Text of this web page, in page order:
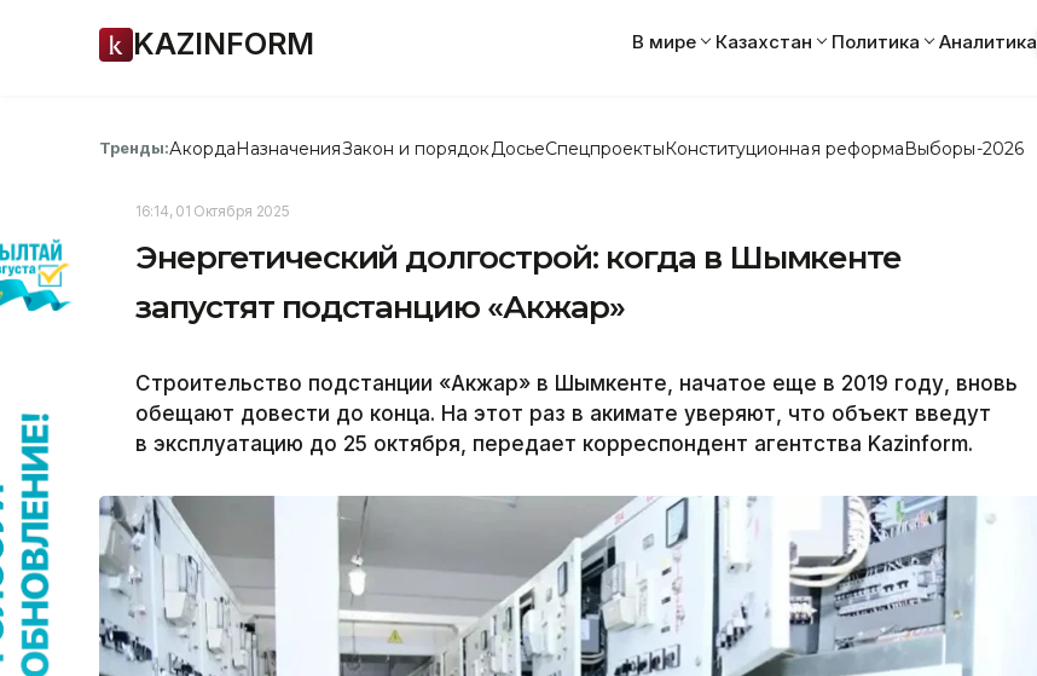
KAZINFORM В мире Казахстан Политика Аналитика
Тренды:АкордаНазначенияЗакон и порядок ДосьеСпецпроектыКонституционная реформаВыборы-2026
16:14, 01 Октября 2025
Энергетический долгострой: когда в Шымкенте
запустят подстанцию «Акжар»
Строительство подстанции «Акжар» в Шымкенте, начатое еще в 2019 году, вновь
обещают довести до конца. На этот раз в акимате уверяют, что объект введут
в эксплуатацию до 25 октября, передает корреспондент агентства Kazinform.